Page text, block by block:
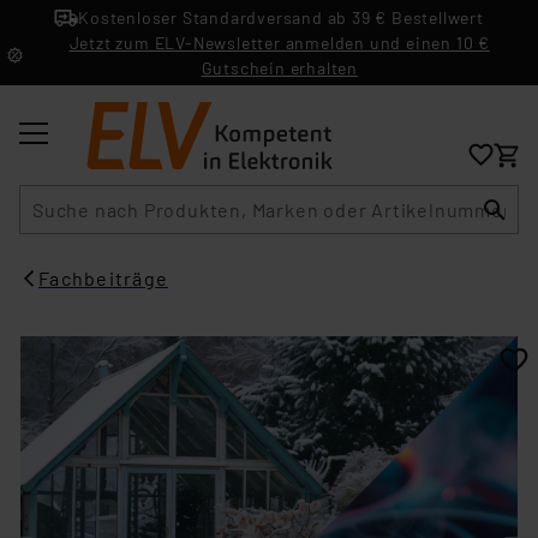
Kostenloser Standardversand ab 39 € Bestellwert
Jetzt zum ELV-Newsletter anmelden und einen 10 €
Gutschein erhalten
Fachbeiträge